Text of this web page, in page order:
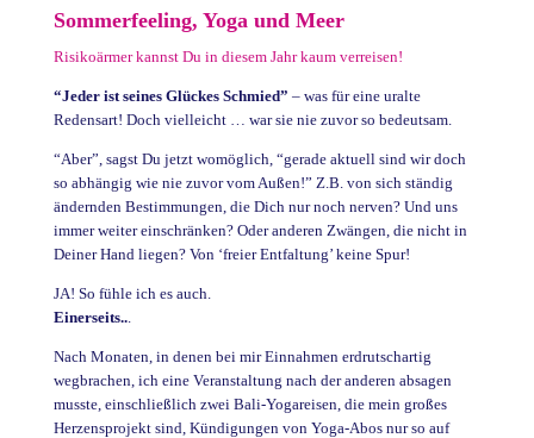
Sommerfeeling, Yoga und Meer
Risikoärmer kannst Du in diesem Jahr kaum verreisen!
“Jeder ist seines Glückes Schmied” – was für eine uralte
Redensart! Doch vielleicht … war sie nie zuvor so bedeutsam.
“Aber”, sagst Du jetzt womöglich, “gerade aktuell sind wir doch
so abhängig wie nie zuvor vom Außen!” Z.B. von sich ständig
ändernden Bestimmungen, die Dich nur noch nerven? Und uns
immer weiter einschränken? Oder anderen Zwängen, die nicht in
Deiner Hand liegen? Von ‘freier Entfaltung’ keine Spur!
JA! So fühle ich es auch.
Einerseits...
Nach Monaten, in denen bei mir Einnahmen erdrutschartig
wegbrachen, ich eine Veranstaltung nach der anderen absagen
musste, einschließlich zwei Bali-Yogareisen, die mein großes
Herzensprojekt sind, Kündigungen von Yoga-Abos nur so auf